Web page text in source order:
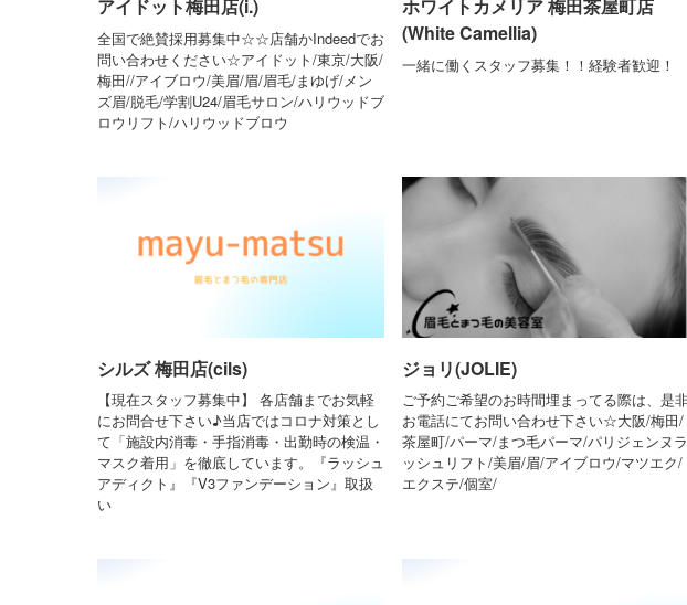
アイドット梅田店(i.)
全国で絶賛採用募集中☆☆店舗かIndeedでお
問い合わせください☆アイドット/東京/大阪/
梅田//アイブロウ/美眉/眉/眉毛/まゆげ/メン
ズ眉/脱毛/学割U24/眉毛サロン/ハリウッドブ
ロウリフト/ハリウッドブロウ
ホワイトカメリア 梅田茶屋町店
(White Camellia)
一緒に働くスタッフ募集！！経験者歓迎！
シルズ 梅田店(cils)
【現在スタッフ募集中】 各店舗までお気軽
にお問合せ下さい♪当店ではコロナ対策とし
て「施設内消毒・手指消毒・出勤時の検温・
マスク着用」を徹底しています。『ラッシュ
アディクト』『V3ファンデーション』取扱
い
ジョリ(JOLIE)
ご予約ご希望のお時間埋まってる際は、是
お電話にてお問い合わせ下さい☆大阪/梅田/
茶屋町/パーマ/まつ毛パーマ/パリジェンヌラ
ッシュリフト/美眉/眉/アイブロウ/マツエク/
エクステ/個室/